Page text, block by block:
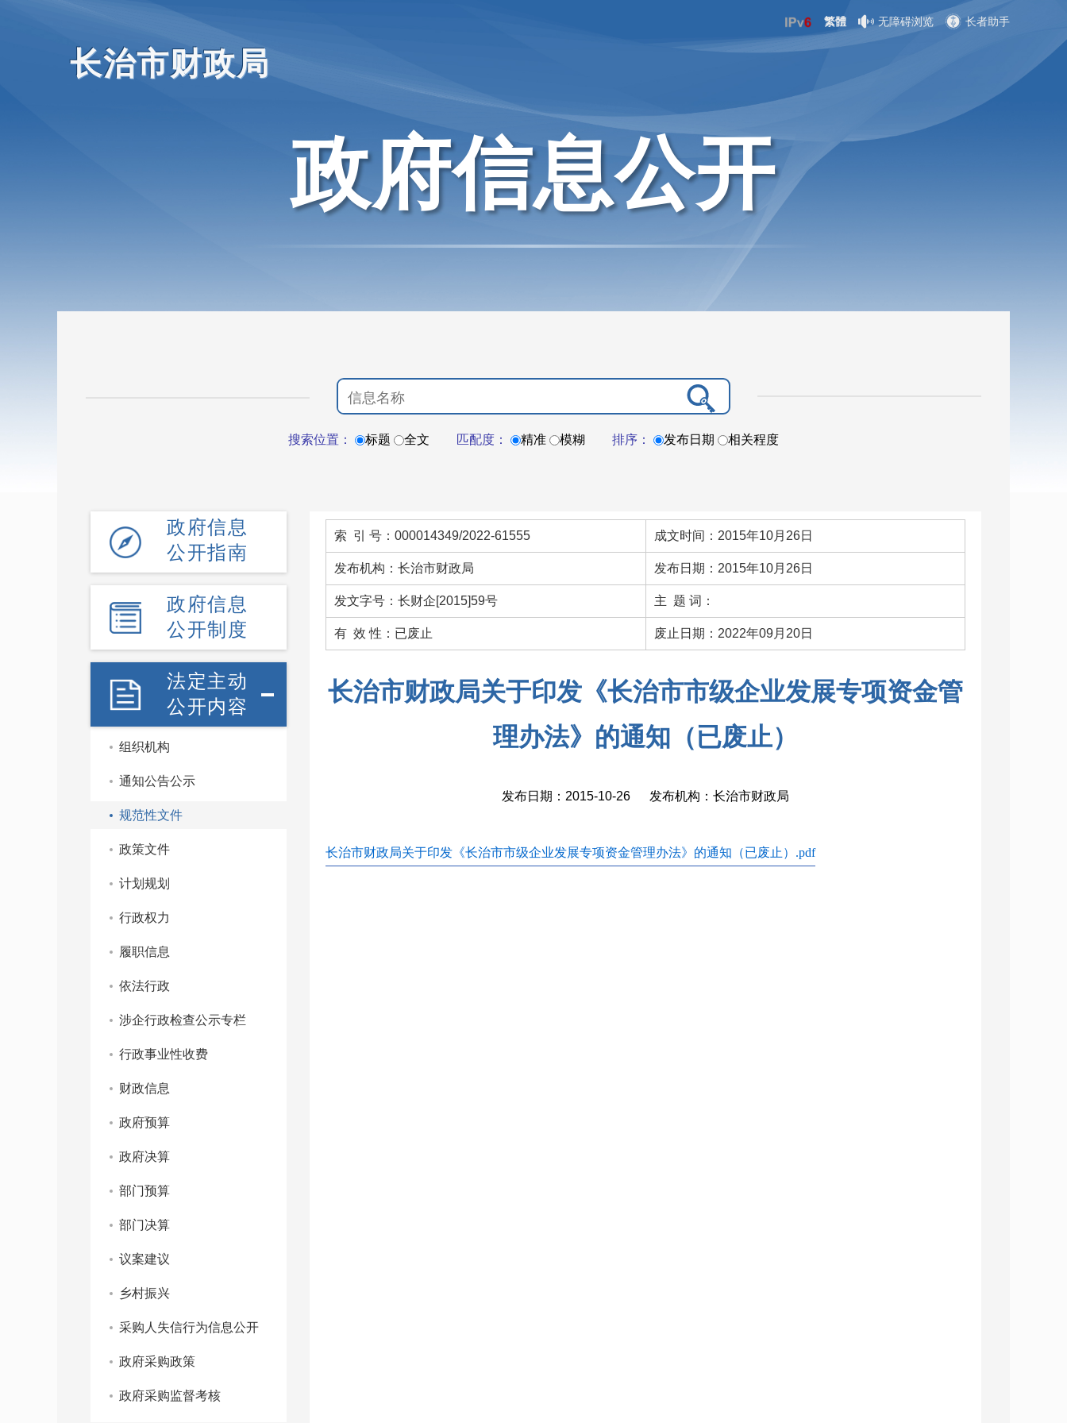
长治市财政局
繁體 无障碍浏览 长者助手
政府信息公开
搜索位置： 标题 全文 匹配度： 精准 模糊 排序： 发布日期 相关程度
政府信息
公开指南
政府信息
公开制度
法定主动
公开内容
组织机构
通知公告公示
规范性文件
政策文件
计划规划
行政权力
履职信息
依法行政
涉企行政检查公示专栏
行政事业性收费
财政信息
政府预算
政府决算
部门预算
部门决算
议案建议
乡村振兴
采购人失信行为信息公开
政府采购政策
政府采购监督考核
索 引 号：000014349/2022-61555 成文时间：2015年10月26日
发布机构：长治市财政局 发布日期：2015年10月26日
发文字号：长财企[2015]59号 主 题 词：
有 效 性：已废止 废止日期：2022年09月20日
长治市财政局关于印发《长治市市级企业发展专项资金管
理办法》的通知（已废止）
发布日期：2015-10-26 发布机构：长治市财政局
长治市财政局关于印发《长治市市级企业发展专项资金管理办法》的通知（已废止）.pdf